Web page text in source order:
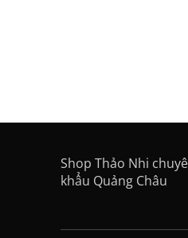
Shop Thảo Nhi
khẩu Quảng Châu